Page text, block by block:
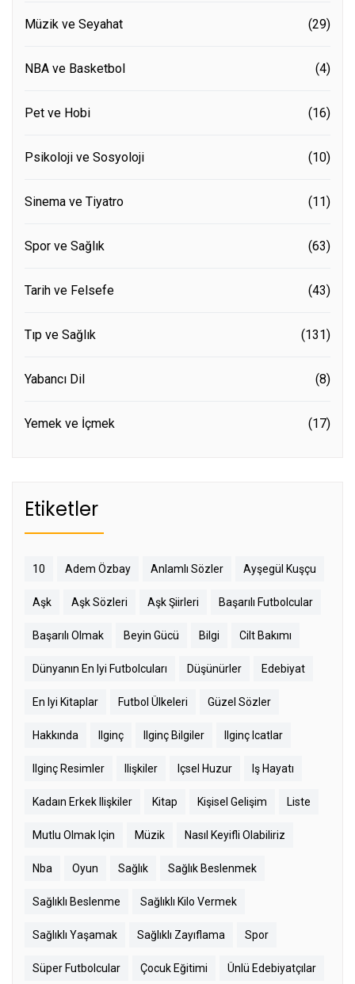
Müzik ve Seyahat (29)
NBA ve Basketbol (4)
Pet ve Hobi (16)
Psikoloji ve Sosyoloji (10)
Sinema ve Tiyatro (11)
Spor ve Sağlık (63)
Tarih ve Felsefe (43)
Tıp ve Sağlık (131)
Yabancı Dil (8)
Yemek ve İçmek (17)
Etiketler
10 Adem Özbay Anlamlı Sözler Ayşegül Kuşçu
Aşk Aşk Sözleri Aşk Şiirleri Başarılı Futbolcular
Başarılı Olmak Beyin Gücü Bilgi Cilt Bakımı
Dünyanın En Iyi Futbolcuları Düşünürler Edebiyat
En Iyi Kitaplar Futbol Ülkeleri Güzel Sözler
Hakkında Ilginç Ilginç Bilgiler Ilginç Icatlar
Ilginç Resimler Ilişkiler Içsel Huzur Iş Hayatı
Kadaın Erkek Ilişkiler Kitap Kişisel Gelişim Liste
Mutlu Olmak Için Müzik Nasıl Keyifli Olabiliriz
Nba Oyun Sağlık Sağlık Beslenmek
Sağlıklı Beslenme Sağlıklı Kilo Vermek
Sağlıklı Yaşamak Sağlıklı Zayıflama Spor
Süper Futbolcular Çocuk Eğitimi Ünlü Edebiyatçılar